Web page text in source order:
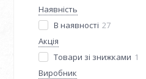
Наявність
В наявності 27
Акція
Товари зі знижками 1
Виробник